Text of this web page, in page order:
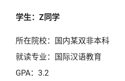
学生：Z同学
所在院校：国内某双非本科
就读专业：国际汉语教育
GPA：3.2